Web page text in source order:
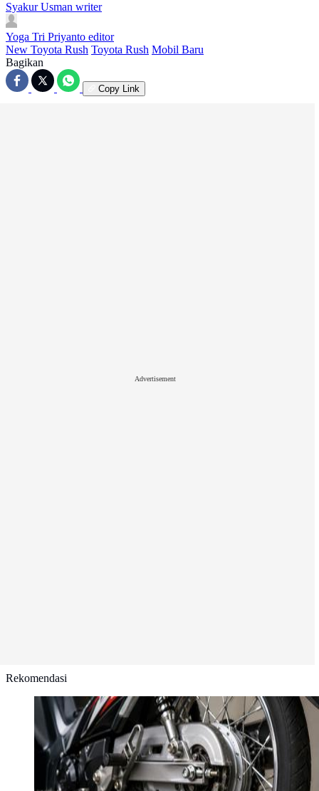
Syakur Usman writer
Yoga Tri Priyanto editor
New Toyota Rush Toyota Rush Mobil Baru
Bagikan
Copy Link
Advertisement
Rekomendasi